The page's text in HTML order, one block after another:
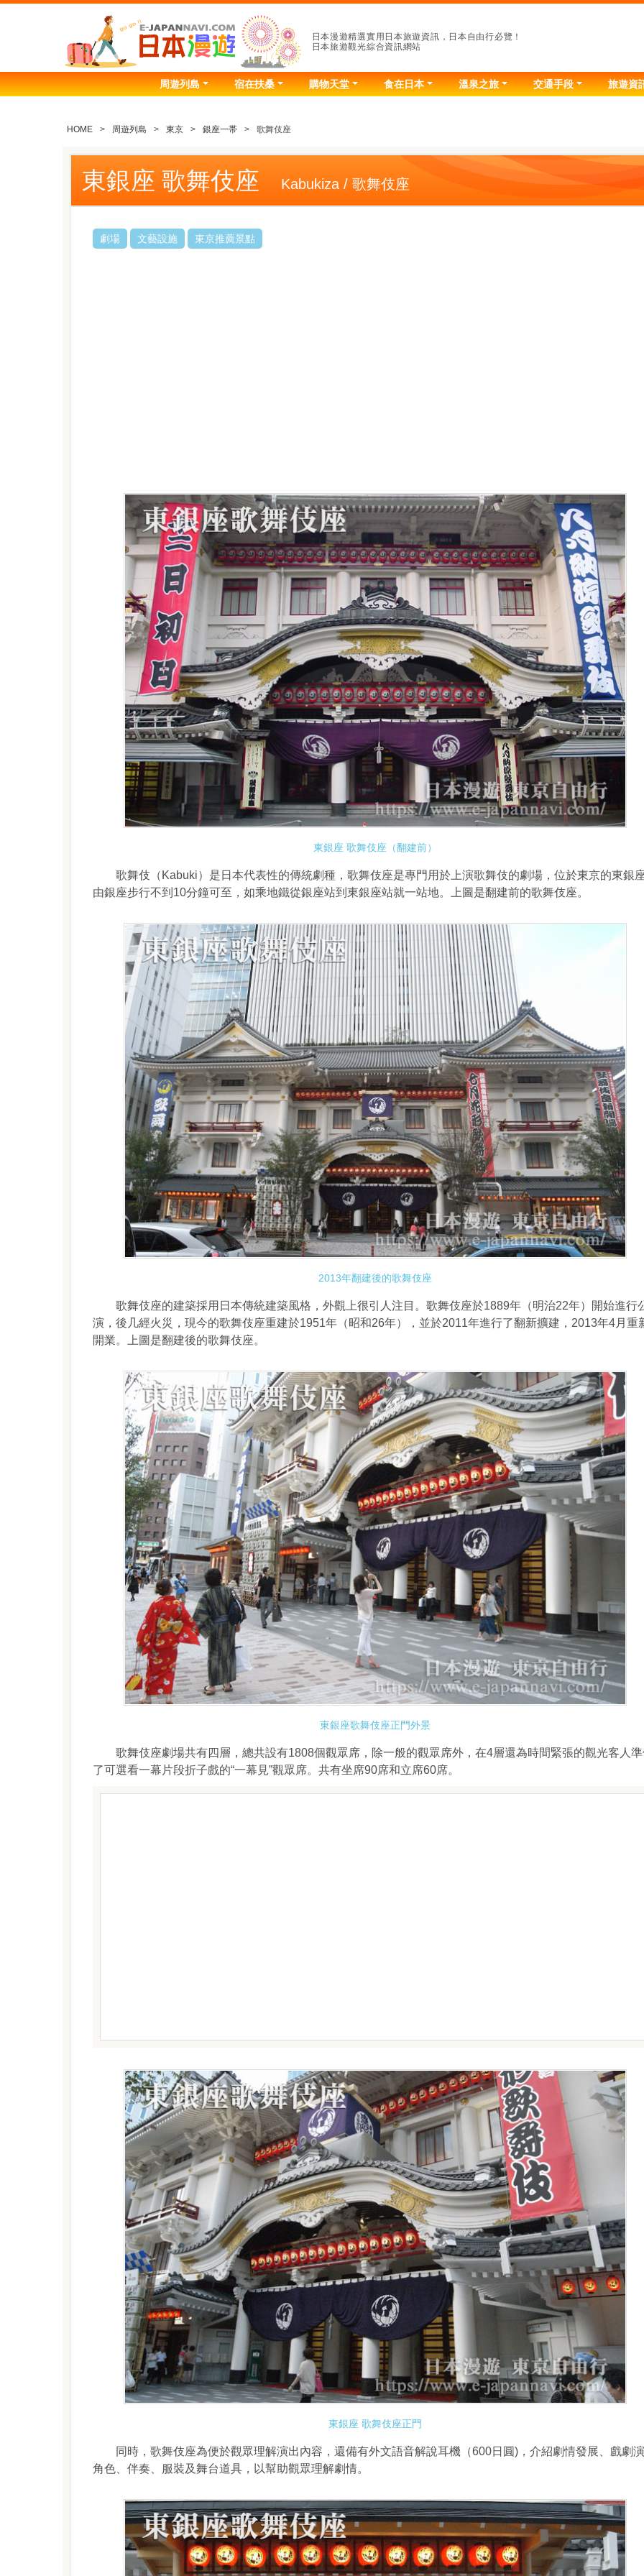
日本漫遊精選實用日本旅遊資訊，日本自由行必覽！
日本旅遊觀光綜合資訊網站
周遊列島 宿在扶桑 購物天堂 食在日本 溫泉之旅 交通手段 旅遊資
HOME 周遊列島 東京 銀座一帯 歌舞伎座
東銀座 歌舞伎座 Kabukiza / 歌舞伎座
劇場 文藝設施 東京推薦景點
東銀座 歌舞伎座（翻建前）
歌舞伎（Kabuki）是日本代表性的傳統劇種，歌舞伎座是專門用於上演歌舞伎的劇場，位於東京的東銀
由銀座步行不到10分鐘可至，如乘地鐵從銀座站到東銀座站就一站地。上圖是翻建前的歌舞伎座。
2013年翻建後的歌舞伎座
歌舞伎座的建築採用日本傳統建築風格，外觀上很引人注目。歌舞伎座於1889年（明治22年）開始進行
演，後几經火災，現今的歌舞伎座重建於1951年（昭和26年），並於2011年進行了翻新擴建，2013年4月重
開業。上圖是翻建後的歌舞伎座。
東銀座歌舞伎座正門外景
歌舞伎座劇場共有四層，總共設有1808個觀眾席，除一般的觀眾席外，在4層還為時間緊張的觀光客人
了可選看一幕片段折子戲的“一幕見”觀眾席。共有坐席90席和立席60席。
東銀座 歌舞伎座正門
同時，歌舞伎座為便於觀眾理解演出內容，還備有外文語音解說耳機（600日圓)，介紹劇情發展、戲劇
角色、伴奏、服裝及舞台道具，以幫助觀眾理解劇情。